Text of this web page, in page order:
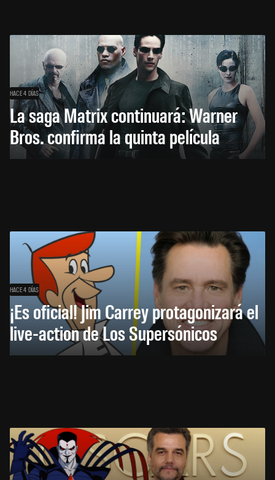
HACE 4 DÍAS
La saga Matrix continuará: Warner
Bros. confirma la quinta película
HACE 4 DÍAS
¡Es oficial! Jim Carrey protagonizará el
live-action de Los Supersónicos